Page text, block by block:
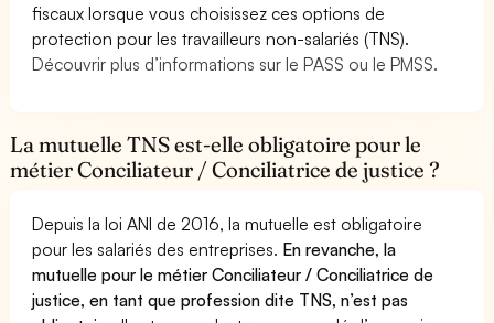
fiscaux lorsque vous choisissez ces options de
protection pour les travailleurs non-salariés (TNS).
Découvrir plus d’informations sur le PASS ou le PMSS.
La mutuelle TNS est-elle obligatoire pour le
métier Conciliateur / Conciliatrice de justice ?
Depuis la loi ANI de 2016, la mutuelle est obligatoire
pour les salariés des entreprises. En revanche, la
mutuelle pour le métier Conciliateur / Conciliatrice de
justice, en tant que profession dite TNS, n’est pas